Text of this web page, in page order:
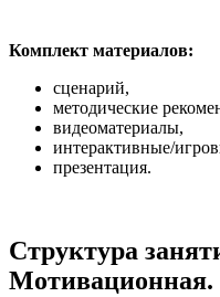
Комплект материалов:
сценарий,
методические
видеоматериалы,
интерактивные/
презентация.
Структура
Мотивационная.